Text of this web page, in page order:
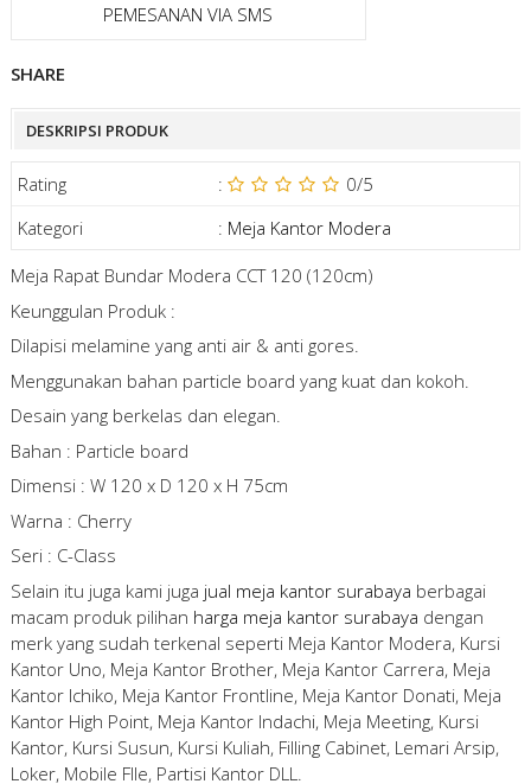
PEMESANAN VIA SMS
SHARE
DESKRIPSI PRODUK
Rating : 0/5
Kategori
: Meja Kantor Modera
Meja Rapat Bundar Modera CCT 120 (120cm)
Keunggulan Produk :
Dilapisi melamine yang anti air & anti gores.
Menggunakan bahan particle board yang kuat dan kokoh.
Desain yang berkelas dan elegan.
Bahan : Particle board
Dimensi : W 120 x D 120 x H 75cm
Warna : Cherry
Seri : C-Class
Selain itu juga kami juga jual meja kantor surabaya berbagai
macam produk pilihan harga meja kantor surabaya dengan
merk yang sudah terkenal seperti Meja Kantor Modera, Kursi
Kantor Uno, Meja Kantor Brother, Meja Kantor Carrera, Meja
Kantor Ichiko, Meja Kantor Frontline, Meja Kantor Donati, Meja
Kantor High Point, Meja Kantor Indachi, Meja Meeting, Kursi
Kantor, Kursi Susun, Kursi Kuliah, Filling Cabinet, Lemari Arsip,
Loker, Mobile FIle, Partisi Kantor DLL.